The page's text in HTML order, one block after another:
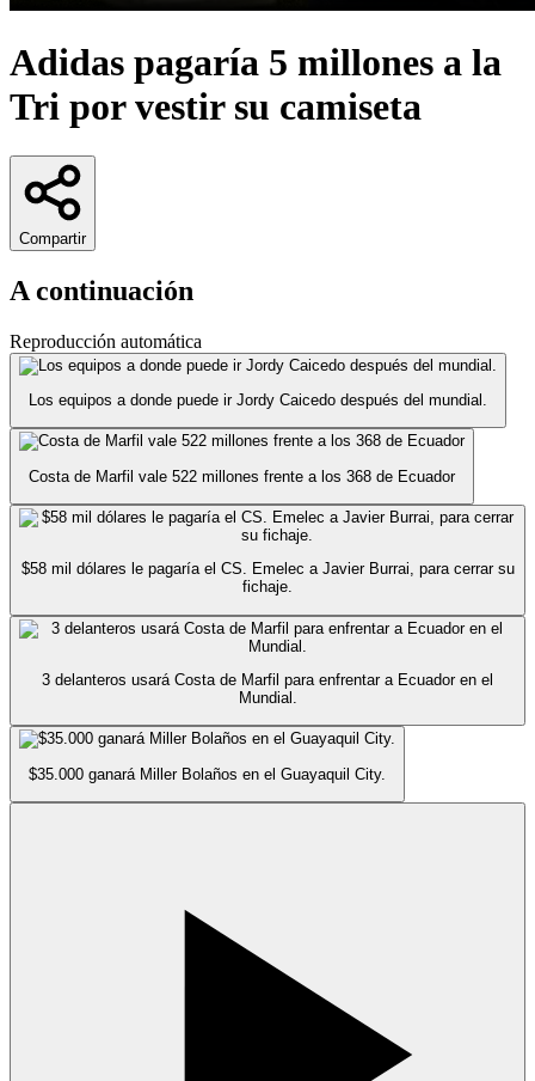
Adidas pagaría 5 millones a la
Tri por vestir su camiseta
Compartir
A continuación
Reproducción automática
Los equipos a donde puede ir Jordy Caicedo después del mundial.
Costa de Marfil vale 522 millones frente a los 368 de Ecuador
$58 mil dólares le pagaría el CS. Emelec a Javier Burrai, para cerrar su
fichaje.
3 delanteros usará Costa de Marfil para enfrentar a Ecuador en el
Mundial.
$35.000 ganará Miller Bolaños en el Guayaquil City.